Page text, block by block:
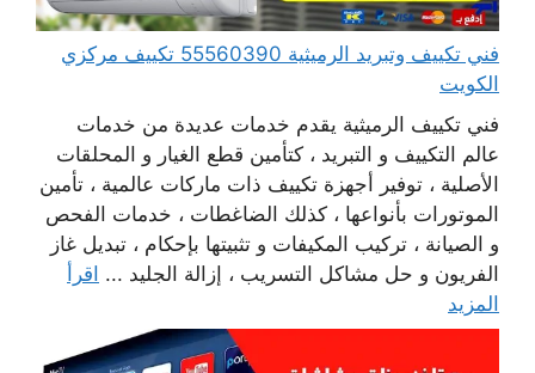
فني تكييف وتبريد الرميثية 55560390 تكييف مركزي
الكويت
فني تكييف الرميثية يقدم خدمات عديدة من خدمات
عالم التكييف و التبريد ، كتأمين قطع الغيار و المحلقات
الأصلية ، توفير أجهزة تكييف ذات ماركات عالمية ، تأمين
الموتورات بأنواعها ، كذلك الضاغطات ، خدمات الفحص
و الصيانة ، تركيب المكيفات و تثبيتها بإحكام ، تبديل غاز
الفريون و حل مشاكل التسريب ، إزالة الجليد ... اقرأ
المزيد